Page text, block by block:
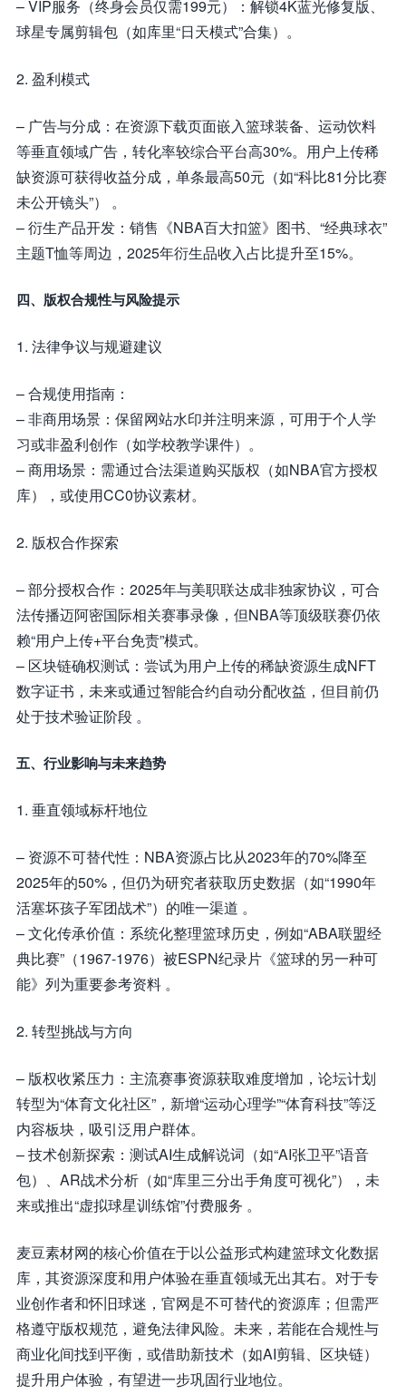
– VIP服务（终身会员仅需199元）：解锁4K蓝光修复版、
球星专属剪辑包（如库里“日天模式”合集）。
2. 盈利模式
– 广告与分成：在资源下载页面嵌入篮球装备、运动饮料
等垂直领域广告，转化率较综合平台高30%。用户上传稀
缺资源可获得收益分成，单条最高50元（如“科比81分比赛
未公开镜头”） 。
– 衍生产品开发：销售《NBA百大扣篮》图书、“经典球衣”
主题T恤等周边，2025年衍生品收入占比提升至15%。
四、版权合规性与风险提示
1. 法律争议与规避建议
– 合规使用指南：
– 非商用场景：保留网站水印并注明来源，可用于个人学
习或非盈利创作（如学校教学课件）。
– 商用场景：需通过合法渠道购买版权（如NBA官方授权
库），或使用CC0协议素材。
2. 版权合作探索
– 部分授权合作：2025年与美职联达成非独家协议，可合
法传播迈阿密国际相关赛事录像，但NBA等顶级联赛仍依
赖“用户上传+平台免责”模式。
– 区块链确权测试：尝试为用户上传的稀缺资源生成NFT
数字证书，未来或通过智能合约自动分配收益，但目前仍
处于技术验证阶段 。
五、行业影响与未来趋势
1. 垂直领域标杆地位
– 资源不可替代性：NBA资源占比从2023年的70%降至
2025年的50%，但仍为研究者获取历史数据（如“1990年
活塞坏孩子军团战术”）的唯一渠道 。
– 文化传承价值：系统化整理篮球历史，例如“ABA联盟经
典比赛”（1967-1976）被ESPN纪录片《篮球的另一种可
能》列为重要参考资料 。
2. 转型挑战与方向
– 版权收紧压力：主流赛事资源获取难度增加，论坛计划
转型为“体育文化社区”，新增“运动心理学”“体育科技”等泛
内容板块，吸引泛用户群体。
– 技术创新探索：测试AI生成解说词（如“AI张卫平”语音
包）、AR战术分析（如“库里三分出手角度可视化”），未
来或推出“虚拟球星训练馆”付费服务 。
麦豆素材网的核心价值在于以公益形式构建篮球文化数据
库，其资源深度和用户体验在垂直领域无出其右。对于专
业创作者和怀旧球迷，官网是不可替代的资源库；但需严
格遵守版权规范，避免法律风险。未来，若能在合规性与
商业化间找到平衡，或借助新技术（如AI剪辑、区块链）
提升用户体验，有望进一步巩固行业地位。